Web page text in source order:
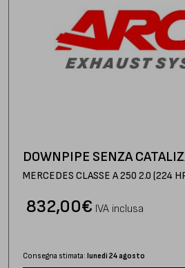
DOWNPIPE SENZA
MERCEDES CLASSE A 250 2.0 (224
€
832,00 IVA inclusa
Consegna stimata: lunedì 24 agosto